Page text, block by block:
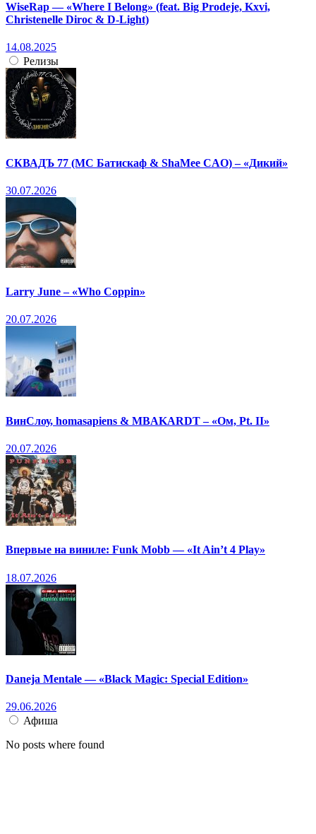
WiseRap — «Where I Belong» (feat. Big Prodeje, Kxvi,
Christenelle Diroc & D-Light)
14.08.2025
Релизы
СКВАДЪ 77 (МС Батискаф & ShaMee CAO) – «Дикий»
30.07.2026
Larry June – «Who Coppin»
20.07.2026
ВинСлоу, homasapiens & MBAKARDT – «Ом, Pt. II»
20.07.2026
Впервые на виниле: Funk Mobb — «It Ain’t 4 Play»
18.07.2026
Daneja Mentale — «Black Magic: Special Edition»
29.06.2026
Афиша
No posts where found